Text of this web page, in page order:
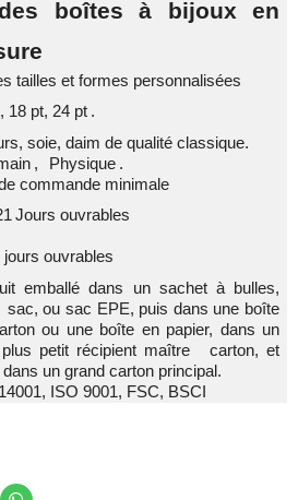
boîtes à bijoux en
tailles et formes personnalisées
18 pt, 24 pt .
soie, daim de qualité classique.
, Physique .
commande minimale
Jours ouvrables
jours ouvrables
emballé dans un sachet à bulles,
sac, ou sac EPE, puis dans une boîte
ou une boîte en papier, dans un
petit récipient maître
carton, et
dans un grand carton principal.
ISO 9001, FSC, BSCI